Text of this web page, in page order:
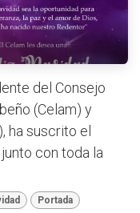
del Consejo
(Celam) y
ha suscrito el
con toda la
Portada